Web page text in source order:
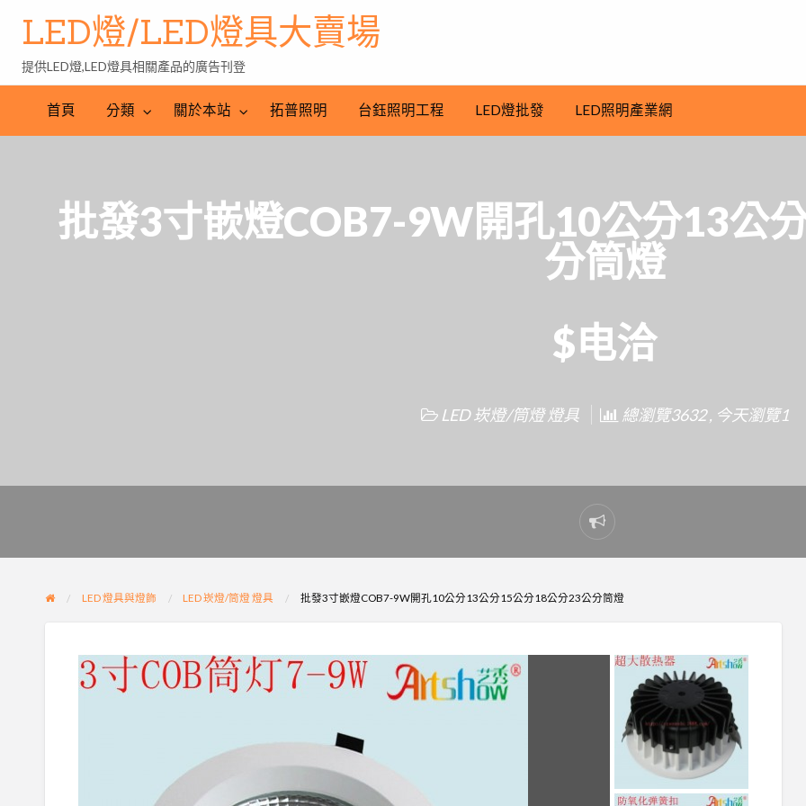
LED
批
LED
照
產
LED燈/LED燈具大賣場
提供LED燈,LED燈具相關產品的廣告刊登
首頁 分類 關於本站 拓普照明 台鈺照明工程 LED燈批發 LED照明產業網
批發3寸嵌燈COB7-9W開孔10公分13公
分筒燈
$电洽
LED 崁燈/筒燈 燈具 總瀏覽3632 , 今天瀏覽1
Report
problem
LED 燈具與燈飾 LED 崁燈/筒燈 燈具 批發3寸嵌燈COB7-9W開孔10公分13公分15公分18公分23公分筒燈